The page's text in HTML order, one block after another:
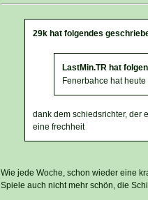
29k hat folgendes
LastMin.TR hat
Fenerbahce hat
dank dem schiedsrichter, der
eine frechheit
Wie jede Woche, schon wieder eine
Spiele auch nicht mehr schön, die